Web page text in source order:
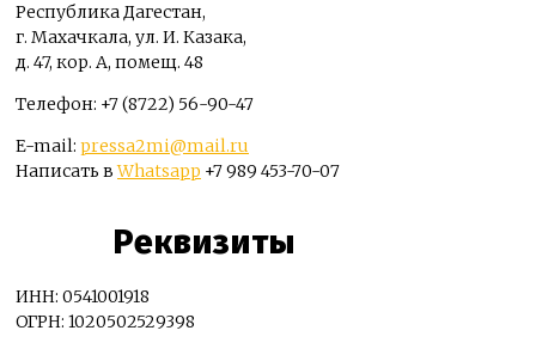
Республика Дагестан,
г. Махачкала, ул. И. Казака,
д. 47, кор. А, помещ. 48
Телефон: +7 (8722) 56-90-47
E-mail: pressa2mi@mail.ru
Написать вWhatsapp +7 989 453-70-07
Реквизиты
ИНН: 0541001918
ОГРН: 1020502529398